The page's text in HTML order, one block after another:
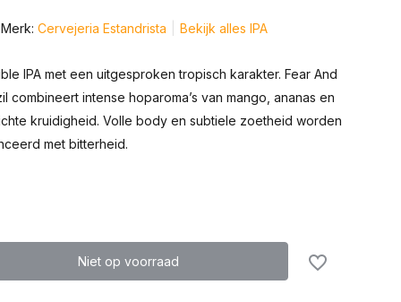
spaar automatisch voor
spaar automatisch voor
korting
Merk: Cervejeria Estandrista Bekijk alles IPA
IPA met een uitgesproken tropisch karakter. Fear And
combineert intense hoparoma’s van mango, ananas en
kruidigheid. Volle body en subtiele zoetheid worden
met bitterheid.
Niet op voorraad